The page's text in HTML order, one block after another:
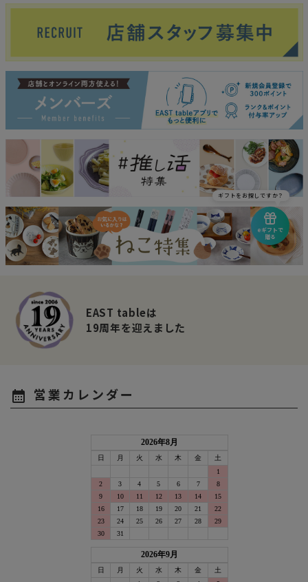
EAST tableは
19周年を迎えました
calendar_month 営業カレンダー
eギフトで
贈る
ギフトをお探しですか？